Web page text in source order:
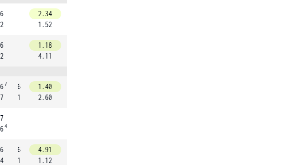
6
2
2.34
1.52
6
2
1.18
4.11
67
7
6
1
1.40
2.60
7
64
6
4
6
1
4.91
1.12